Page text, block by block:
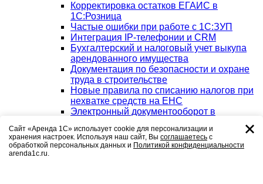
Сайт «Аренда 1С» использует cookie для персонализации и
хранения настроек. Используя наш сайт, Вы соглашаетесь с
обработкой персональных данных и Политикой конфиденциальности
arenda1c.ru.
Корректировка остатков ЕГАИС в
1С:Розница
Частые ошибки при работе с 1С:ЗУП
Интеграция IP-телефонии и CRM
Бухгалтерский и налоговый учет выкупа
арендованного имущества
Документация по безопасности и охране
труда в строительстве
Новые правила по списанию налогов при
нехватке средств на ЕНС
Электронный документооборот в
Трудоустройство несовершеннолетних по
новым правилам